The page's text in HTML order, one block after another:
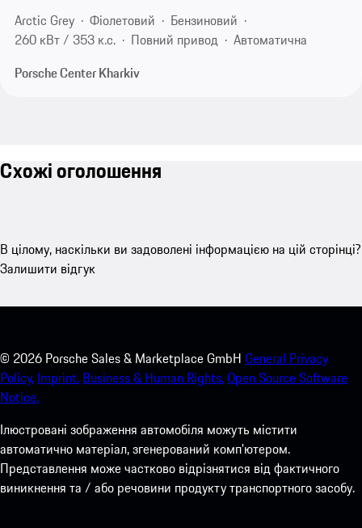
Arctic Grey
Фіолетовий
Бензиновий
260 кВт / 353 к.с.
Повний привод
Автоматична
Porsche Center Kharkiv
Схожі оголошення
В цілому, наскільки ви задоволені інформацією на цій сторінці?
Залишити відгук
© 2026 Porsche Sales & Marketplace GmbH General Privacy
Policy. Imprint. Business & Human Rights.Open Source Software
Notice.
Ілюстровані зображення автомобіля можуть містити
автоматично матеріал, згенерований комп'ютером.
Представлення може частково відрізнятися від фактичного
виникнення та / або речовини продукту транспортного засобу.